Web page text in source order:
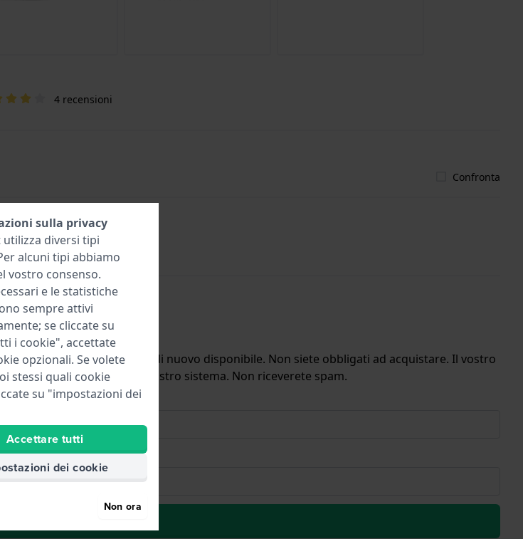
4 recensioni
Confronta
quando il prodotto sarà di nuovo disponibile. Non siete obbligati ad acquistare. Il vostro
viene cancellato dal nostro sistema. Non riceverete spam.
sulla privacy
diversi tipi
alcuni tipi abbiamo
vostro consenso.
e le statistiche
sempre attivi
se cliccate su
i cookie", accettate
opzionali. Se volete
stessi quali cookie
su "impostazioni dei
Accettare tutti
dei cookie
Non ora